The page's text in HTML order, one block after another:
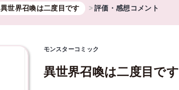
異世界召喚は二度目です 評価・感想コメント
モンスターコミック
異世界召喚は二度目です